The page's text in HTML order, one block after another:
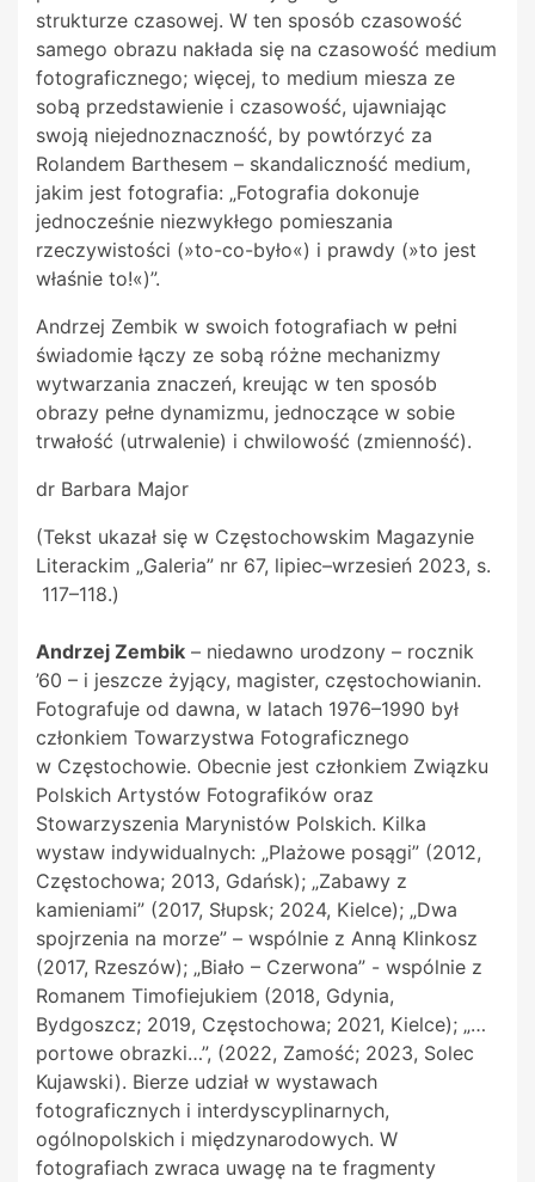
strukturze czasowej. W ten sposób czasowość
samego obrazu nakłada się na czasowość medium
fotograficznego; więcej, to medium miesza ze
sobą przedstawienie i czasowość, ujawniając
swoją niejednoznaczność, by powtórzyć za
Rolandem Barthesem – skandaliczność medium,
jakim jest fotografia: „Fotografia dokonuje
jednocześnie niezwykłego pomieszania
rzeczywistości (»to-co-było«) i prawdy (»to jest
właśnie to!«)”.
Andrzej Zembik w swoich fotografiach w pełni
świadomie łączy ze sobą różne mechanizmy
wytwarzania znaczeń, kreując w ten sposób
obrazy pełne dynamizmu, jednoczące w sobie
trwałość (utrwalenie) i chwilowość (zmienność).
dr Barbara Major
(Tekst ukazał się w Częstochowskim Magazynie
Literackim „Galeria” nr 67, lipiec–wrzesień 2023, s.
117–118.)
Andrzej Zembik – niedawno urodzony – rocznik
’60 – i jeszcze żyjący, magister, częstochowianin.
Fotografuje od dawna, w latach 1976–1990 był
członkiem Towarzystwa Fotograficznego
w Częstochowie. Obecnie jest członkiem Związku
Polskich Artystów Fotografików oraz
Stowarzyszenia Marynistów Polskich. Kilka
wystaw indywidualnych: „Plażowe posągi” (2012,
Częstochowa; 2013, Gdańsk); „Zabawy z
kamieniami” (2017, Słupsk; 2024, Kielce); „Dwa
spojrzenia na morze” – wspólnie z Anną Klinkosz
(2017, Rzeszów); „Biało – Czerwona” - wspólnie z
Romanem Timofiejukiem (2018, Gdynia,
Bydgoszcz; 2019, Częstochowa; 2021, Kielce); „…
portowe obrazki…”, (2022, Zamość; 2023, Solec
Kujawski). Bierze udział w wystawach
fotograficznych i interdyscyplinarnych,
ogólnopolskich i międzynarodowych. W
fotografiach zwraca uwagę na te fragmenty